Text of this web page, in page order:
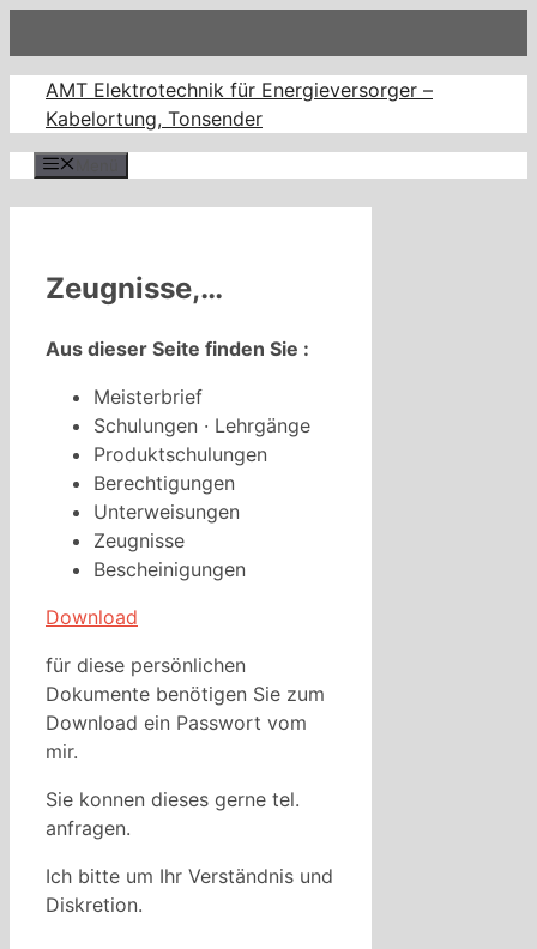
Inhalt
springenAMT Elektrotechnik für Energieversorger –
Kabelortung, Tonsender
Zeugnisse,…
Aus dieser Seite finden Sie :
Meisterbrief
Schulungen · Lehrgänge
Produktschulungen
Berechtigungen
Unterweisungen
Zeugnisse
Bescheinigungen
Download
für diese persönlichen
Dokumente benötigen Sie zum
Download ein Passwort vom
mir.
Sie konnen dieses gerne tel.
anfragen.
Ich bitte um Ihr Verständnis und
Diskretion.